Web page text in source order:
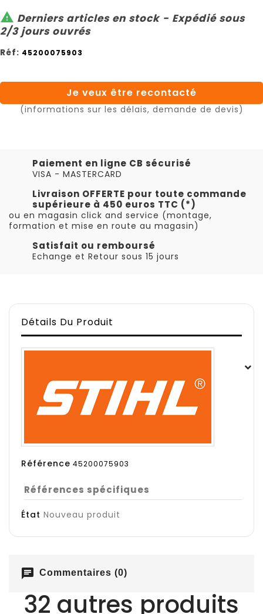
 Derniers articles en stock - Expédié sous
2/3 jours ouvrés
Réf: 45200075903
Je veux être recontacté
(informations sur les délais, demande de devis)
Paiement en ligne CB sécurisé
VISA - MASTERCARD
Livraison OFFERTE pour toute commande
supérieure à 450 euros TTC (*)
ou en magasin click and service (montage,
formation et mise en route au magasin)
Satisfait ou remboursé
Echange et Retour sous 15 jours
Détails Du Produit
Référence 45200075903
Références spécifiques
État Nouveau produit
chat Commentaires (0)
32 autres produits